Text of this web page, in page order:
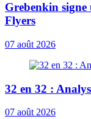
Grebenkin signe
Flyers
07 août 2026
32 en 32 :
07 août 2026